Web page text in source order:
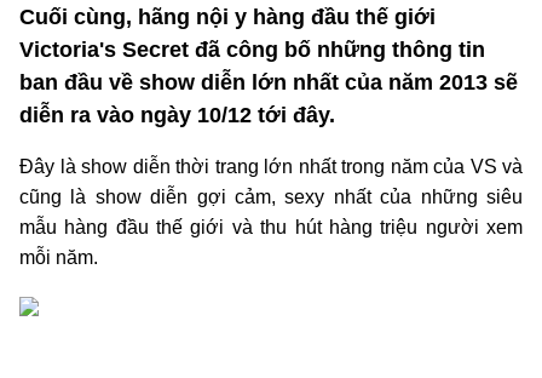
Cuối cùng, hãng nội y hàng đầu thế giới
Victoria's Secret đã công bố những thông tin
ban đầu về show diễn lớn nhất của năm 2013 sẽ
diễn ra vào ngày 10/12 tới đây.
Đây là show diễn thời trang lớn nhất trong năm của VS và
cũng là show diễn gợi cảm, sexy nhất của những siêu
mẫu hàng đầu thế giới và thu hút hàng triệu người xem
mỗi năm.